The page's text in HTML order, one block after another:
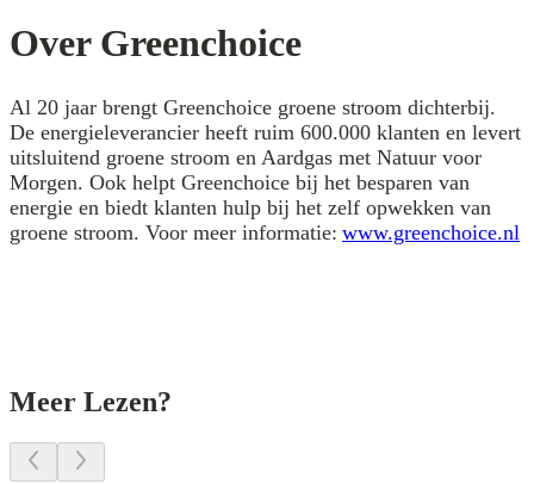
Over Greenchoice
Al 20 jaar brengt Greenchoice groene stroom dichterbij.
De energieleverancier heeft ruim 600.000 klanten en levert
uitsluitend groene stroom en Aardgas met Natuur voor
Morgen. Ook helpt Greenchoice bij het besparen van
energie en biedt klanten hulp bij het zelf opwekken van
groene stroom. Voor meer informatie: www.greenchoice.nl
Meer Lezen?